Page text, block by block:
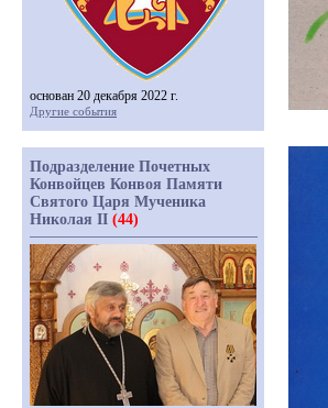
основан 20 декабря 2022 г.
Другие события
Подразделение Почетных
Конвойцев Конвоя Памяти
Святого Царя Мученика
Николая II (44)